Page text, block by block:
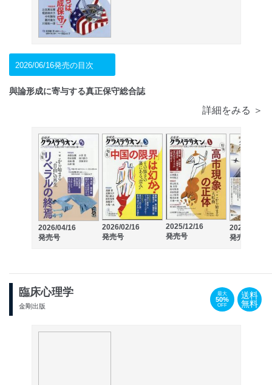
2026/06/16発売の目次
與論形成に寄与する真正保守総合誌
詳細をみる ＞
2026/04/16
発売号
2026/02/16
発売号
2025/12/16
発売号
2025/10/16
発売号
臨床心理学
金剛出版
最大
50%
OFF
送料
無料